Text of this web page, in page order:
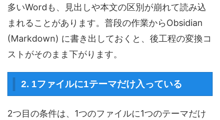
多いWordも、見出しや本文の区別が崩れて読み込
まれることがあります。普段の作業からObsidian
(Markdown) に書き出しておくと、後工程の変換コ
ストがそのまま下がります。
2. 1ファイルに1テーマだけ入っている
2つ目の条件は、1つのファイルに1つのテーマだけ